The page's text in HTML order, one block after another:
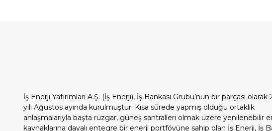
İş Enerji Yatırımları A.Ş. (İş Enerji), İş Bankası Grubu’nun bir parçası olarak
yılı Ağustos ayında kurulmuştur. Kısa sürede yapmış olduğu ortaklık
anlaşmalarıyla başta rüzgar, güneş santralleri olmak üzere yenilenebilir
kaynaklarına dayalı entegre bir enerji portföyüne sahip olan İş Enerji, İş